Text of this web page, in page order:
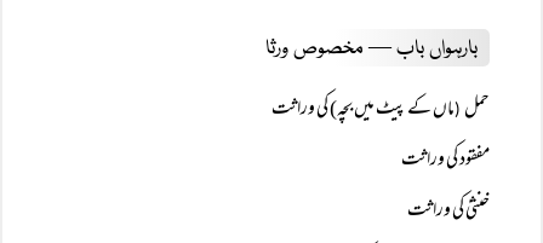
بارہواں باب — مخصوص ورثا
حمل (ماں کے پیٹ میں بچہ) کی وراثت
مفقود کی وراثت
خنثیٰ کی وراثت